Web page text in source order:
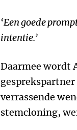
‘Een goede
intentie.’
Daarmee wordt
verrassende
stemcloning,